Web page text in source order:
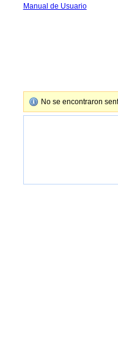
Manual de Usuario
No se encontraron